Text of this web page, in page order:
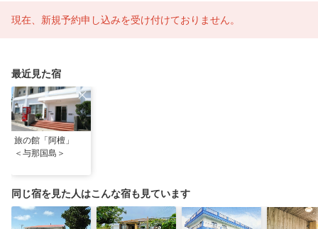
現在、新規予約申し込みを受け付けておりません。
最近見た宿
旅の館「阿檀」
＜与那国島＞
同じ宿を見た人はこんな宿も見ています